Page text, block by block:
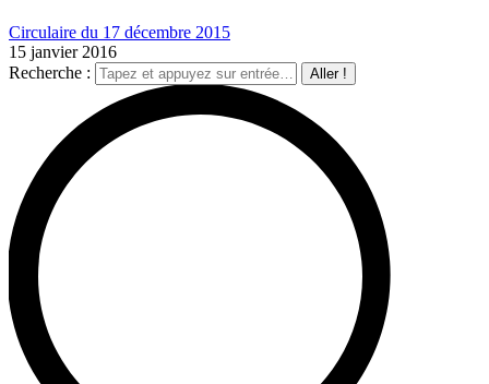
Circulaire du 17 décembre 2015
15 janvier 2016
Recherche :